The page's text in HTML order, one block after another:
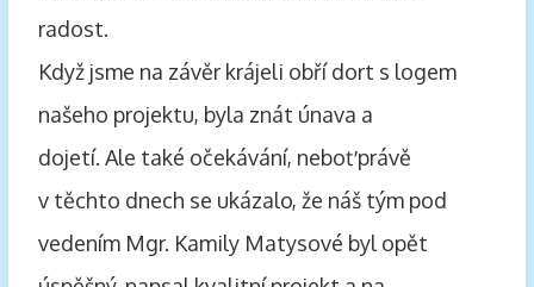
radost.
Když jsme na závěr krájeli obří dort s logem
našeho projektu, byla znát únava a
dojetí. Ale také očekávání, neboť právě
v těchto dnech se ukázalo, že náš tým pod
vedením Mgr. Kamily Matysové byl opět